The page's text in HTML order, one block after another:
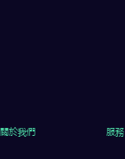
關於我們 服務